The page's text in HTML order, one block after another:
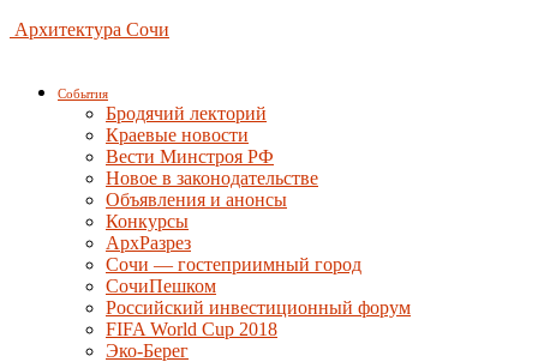
Архитектура Сочи
События
Бродячий лекторий
Краевые новости
Вести Минстроя РФ
Новое в законодательстве
Объявления и анонсы
Конкурсы
АрхРазрез
Сочи — гостеприимный город
СочиПешком
Российский инвестиционный форум
FIFA World Cup 2018
Эко-Берег